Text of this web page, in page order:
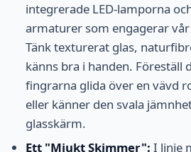
integrerade LED-lamporna
armaturer som engagerar
Tänk texturerat glas,
känns bra i handen. Föreställ
fingrarna glida över en vävd
eller känner den svala
glasskärm.
Ett "Mjukt Skimmer": I linje